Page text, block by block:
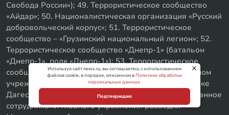
Свобода России»); 49. Террористическое сообщество
«Айдар»; 50. Националистическая организация «Русский
добровольческий корпус»; 51. Террористическое
сообщество – «Грузинский национальный легион»; 52.
Террористическое сообщество «Днепр-1» (батальон
«Днепр-1», полк «Днепр-1»); 53. Террористическое
сообщество «Джамаат» (созданное в исправительном
учреждении ФКУ ИК-7 УФСИН России по Республике
Дагестан); 54. Террористическое сообщество, созданное
сотрудниками Главного управления разведки
Используя сайт news.ru, вы соглашаетесь с использованием
файлов cookie, в порядке, описанном вПолитике обработки
персональных данных.
Подтверждаю